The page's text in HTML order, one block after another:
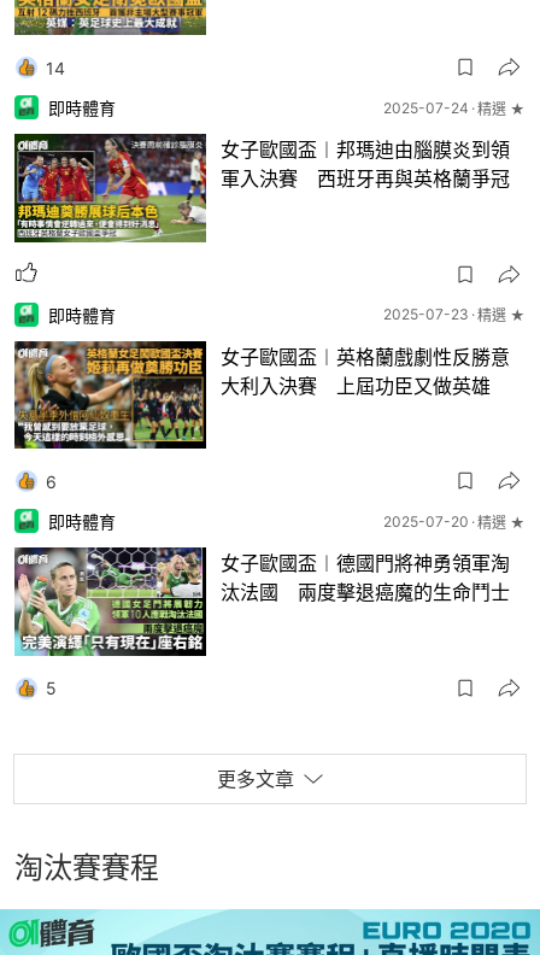
14
即時體育
2025-07-24 精選 ★
女子歐國盃︱邦瑪迪由腦膜炎到領
軍入決賽 西班牙再與英格蘭爭冠
即時體育 2025-07-23 精選 ★
女子歐國盃︱英格蘭戲劇性反勝意
大利入決賽 上屆功臣又做英雄
6
即時體育
2025-07-20 精選 ★
女子歐國盃︱德國門將神勇領軍淘
汰法國 兩度擊退癌魔的生命鬥士
5
更多文章
淘汰賽賽程